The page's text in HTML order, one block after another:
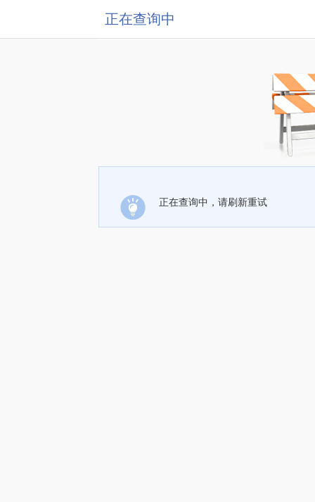
正在查询中
正在查询中，请刷新重试